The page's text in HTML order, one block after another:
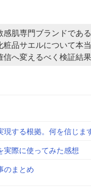
感肌専門ブランドであ
粧品サエルについて本
信へ変えるべく検証結
現する根拠。何を信じま
実際に使ってみた感想
のまとめ